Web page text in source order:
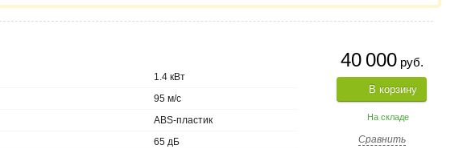
40 000руб.
В корзину
На складе
Сравнить
1.4 кВт
95 м/с
ABS-пластик
65 дБ